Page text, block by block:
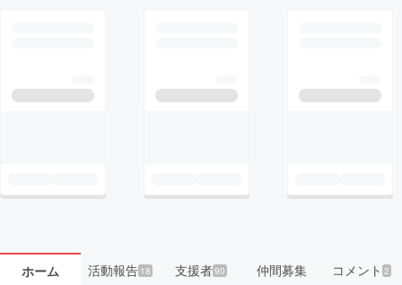
ホーム 活動報告18 支援者90 仲間募集 コメント 2